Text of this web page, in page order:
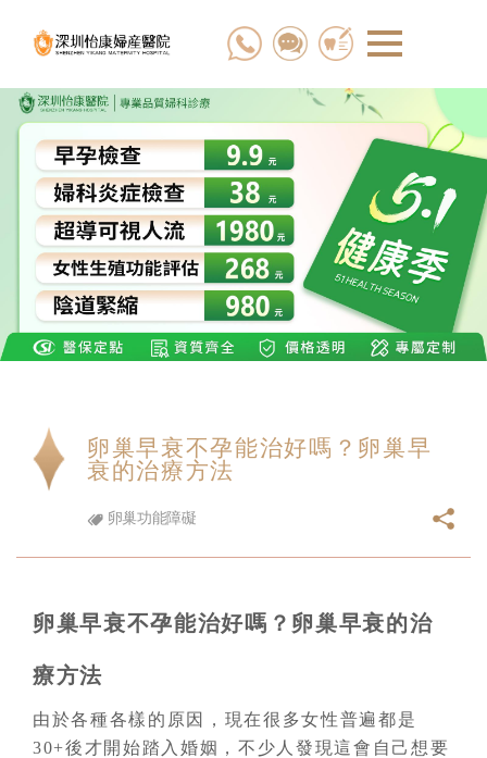
卵巢早衰不孕能治好嗎？卵巢早
衰的治療方法
卵巢功能障礙
卵巢早衰不孕能治好嗎？卵巢早衰的治
療方法
由於各種各樣的原因，現在很多女性普遍都是
30+後才開始踏入婚姻，不少人發現這會自己想要